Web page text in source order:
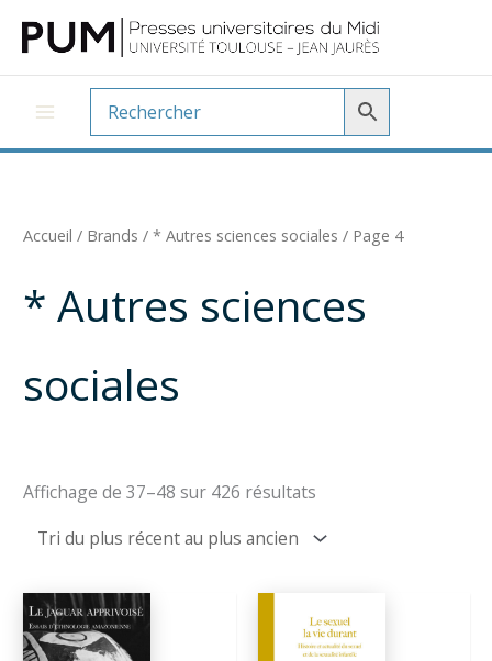
contenu
Accueil / Brands / * Autres sciences sociales / Page 4
* Autres sciences
sociales
Affichage de 37–48 sur 426 résultats
récent